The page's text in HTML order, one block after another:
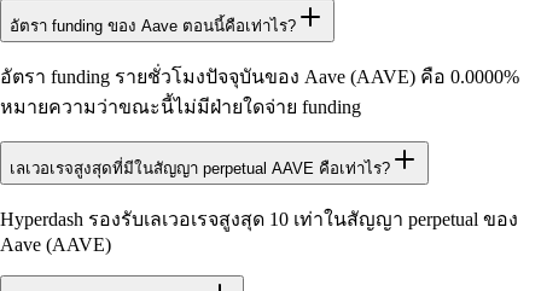
อัตรา funding ของ Aave ตอนนี้คือเท่าไร?
อัตรา funding รายชั่วโมงปัจจุบันของ Aave (AAVE) คือ 0.0000%
หมายความว่าขณะนี้ไม่มีฝ่ายใดจ่าย funding
เลเวอเรจสูงสุดที่มีในสัญญา perpetual AAVE คือเท่าไร?
Hyperdash รองรับเลเวอเรจสูงสุด 10 เท่าในสัญญา perpetual ของ
Aave (AAVE)